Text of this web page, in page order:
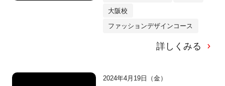
大阪校
ファッションデザインコース
詳しくみる
2024年4月19日（金）